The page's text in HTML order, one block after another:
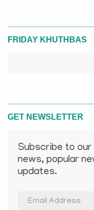
FRIDAY KHUTHBAS
GET NEWSLETTER
Subscribe to
news, popular
updates.